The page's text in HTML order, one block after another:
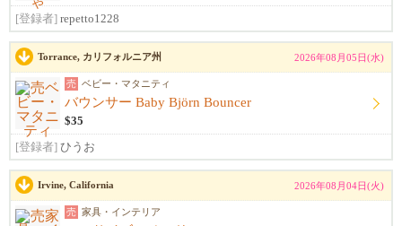
[登録者] repetto1228
Torrance, カリフォルニア州 2026年08月05日(水)
売 ベビー・マタニティ
バウンサー Baby Björn Bouncer
$35
[登録者] ひうお
Irvine, California 2026年08月04日(火)
売 家具・インテリア